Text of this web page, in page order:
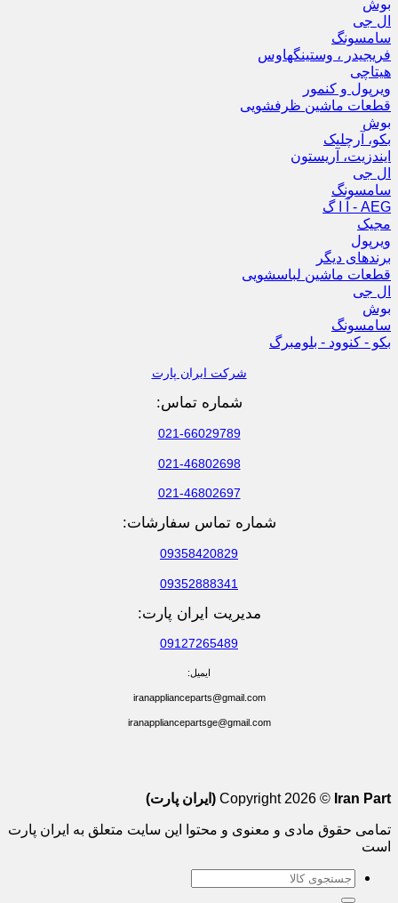
بوش
ال جی
سامسونگ
فریجیدر ، وستینگهاوس
هیتاچی
ویرپول و کنمور
قطعات ماشین ظرفشویی
بوش
بکو، آرچلیک
ایندزیت، آریستون
ال جی
سامسونگ
AEG - آ ا گ
مجیک
ویرپول
برندهای دیگر
قطعات ماشین لباسشویی
ال جی
بوش
سامسونگ
بکو - کنوود - بلومبرگ
شرکت ایران پارت
شماره تماس:
021-66029789
021-46802698
021-46802697
شماره تماس سفارشات:
09358420829
09352888341
مدیریت ایران پارت:
09127265489
ایمیل:
iranapplianceparts@gmail.com
iranappliancepartsge@gmail.com
Copyright 2026 © Iran Part (ایران پارت)
تمامی حقوق مادی و معنوی و محتوا این سایت متعلق به ایران پارت
است
جستجو